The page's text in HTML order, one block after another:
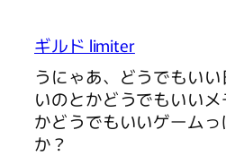
ギルド limiter
うにゃあ、どうでもい
いのとかどうでもいいメ
かどうでもいいゲームっ
か？